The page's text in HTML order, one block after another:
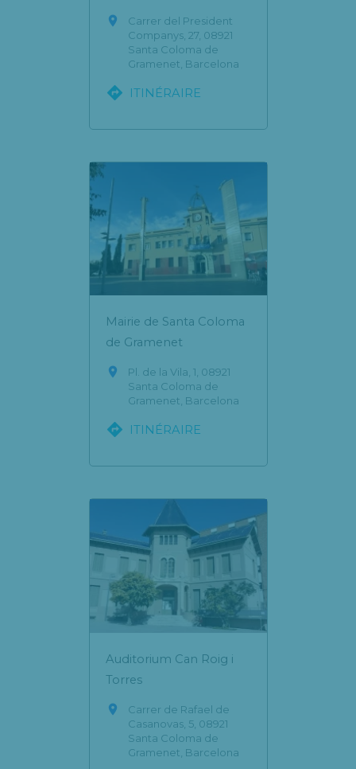

Carrer del President
Companys, 27, 08921
Santa Coloma de
Gramenet, Barcelona
 ITINÉRAIRE
Mairie de Santa Coloma
de Gramenet

Pl. de la Vila, 1, 08921
Santa Coloma de
Gramenet, Barcelona
 ITINÉRAIRE
Auditorium Can Roig i
Torres

Carrer de Rafael de
Casanovas, 5, 08921
Santa Coloma de
Gramenet, Barcelona